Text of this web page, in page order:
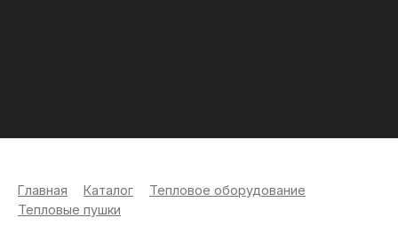
Главная Каталог Тепловое оборудование
Тепловые пушки